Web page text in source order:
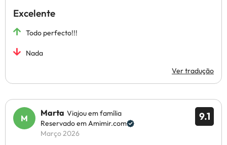
Excelente
Todo perfecto!!!
Nada
Ver tradução
9.1
Marta Viajou em família
Reservado em Amimir.com
Março 2026